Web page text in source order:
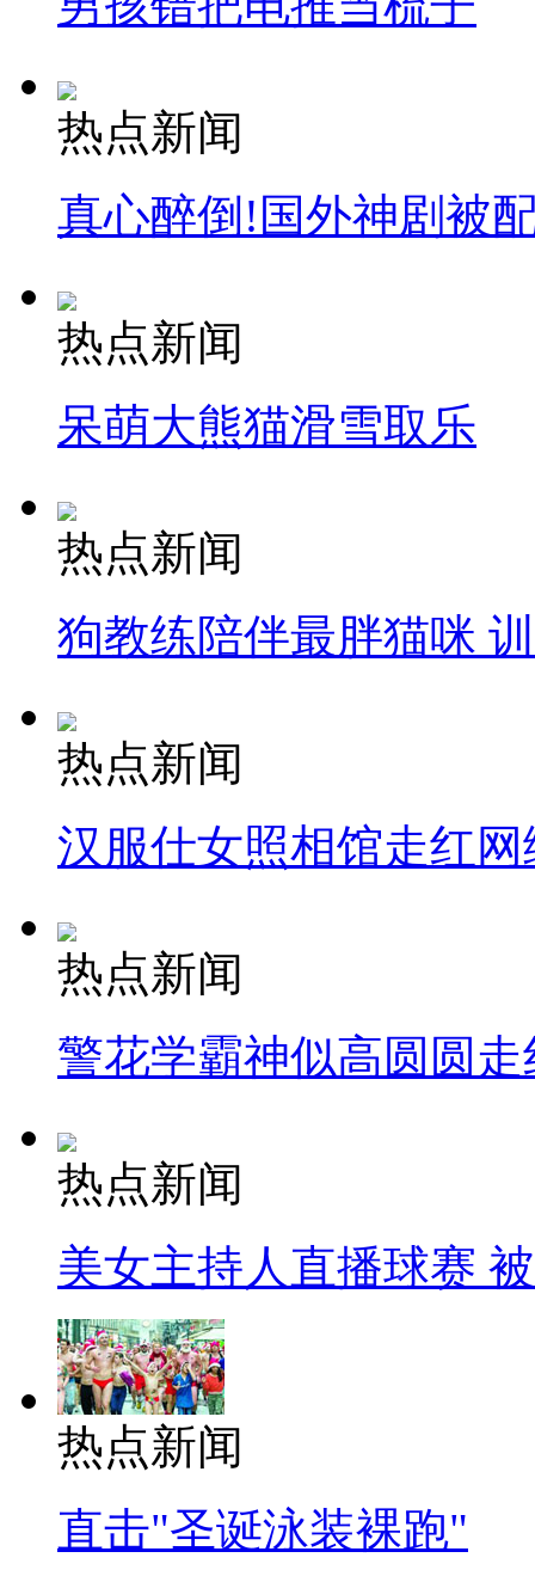
热点新闻
真心醉倒!国外神剧被
热点新闻
呆萌大熊猫滑雪取乐
热点新闻
狗教练陪伴最胖猫咪
热点新闻
汉服仕女照相馆走红网
热点新闻
警花学霸神似高圆圆走
热点新闻
美女主持人直播球赛
热点新闻
直击"圣诞泳装裸跑"